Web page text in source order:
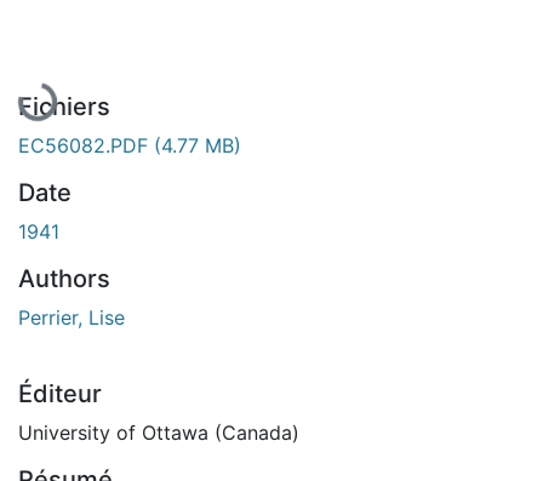
Fichiers
EC56082.PDF (4.77 MB)
Date
1941
Authors
Perrier, Lise
Éditeur
University of Ottawa (Canada)